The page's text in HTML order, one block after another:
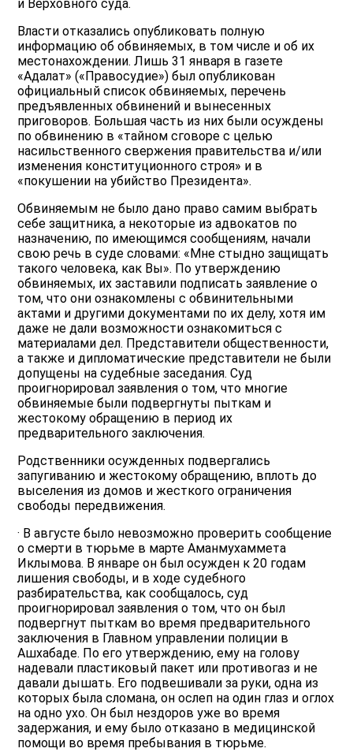
и Верховного суда.
Власти отказались опубликовать полную
информацию об обвиняемых, в том числе и об их
местонахождении. Лишь 31 января в газете
«Адалат» («Правосудие») был опубликован
официальный список обвиняемых, перечень
предъявленных обвинений и вынесенных
приговоров. Большая часть из них были осуждены
по обвинению в «тайном сговоре с целью
насильственного свержения правительства и/или
изменения конституционного строя» и в
«покушении на убийство Президента».
Обвиняемым не было дано право самим выбрать
себе защитника, а некоторые из адвокатов по
назначению, по имеющимся сообщениям, начали
свою речь в суде словами: «Мне стыдно защищать
такого человека, как Вы». По утверждению
обвиняемых, их заставили подписать заявление о
том, что они ознакомлены с обвинительными
актами и другими документами по их делу, хотя им
даже не дали возможности ознакомиться с
материалами дел. Представители общественности,
а также и дипломатические представители не были
допущены на судебные заседания. Суд
проигнорировал заявления о том, что многие
обвиняемые были подвергнуты пыткам и
жестокому обращению в период их
предварительного заключения.
Родственники осужденных подвергались
запугиванию и жестокому обращению, вплоть до
выселения из домов и жесткого ограничения
свободы передвижения.
· В августе было невозможно проверить сообщение
о смерти в тюрьме в марте Аманмухаммета
Иклымова. В январе он был осужден к 20 годам
лишения свободы, и в ходе судебного
разбирательства, как сообщалось, суд
проигнорировал заявления о том, что он был
подвергнут пыткам во время предварительного
заключения в Главном управлении полиции в
Ашхабаде. По его утверждению, ему на голову
надевали пластиковый пакет или противогаз и не
давали дышать. Его подвешивали за руки, одна из
которых была сломана, он ослеп на один глаз и оглох
на одно ухо. Он был нездоров уже во время
задержания, и ему было отказано в медицинской
помощи во время пребывания в тюрьме.